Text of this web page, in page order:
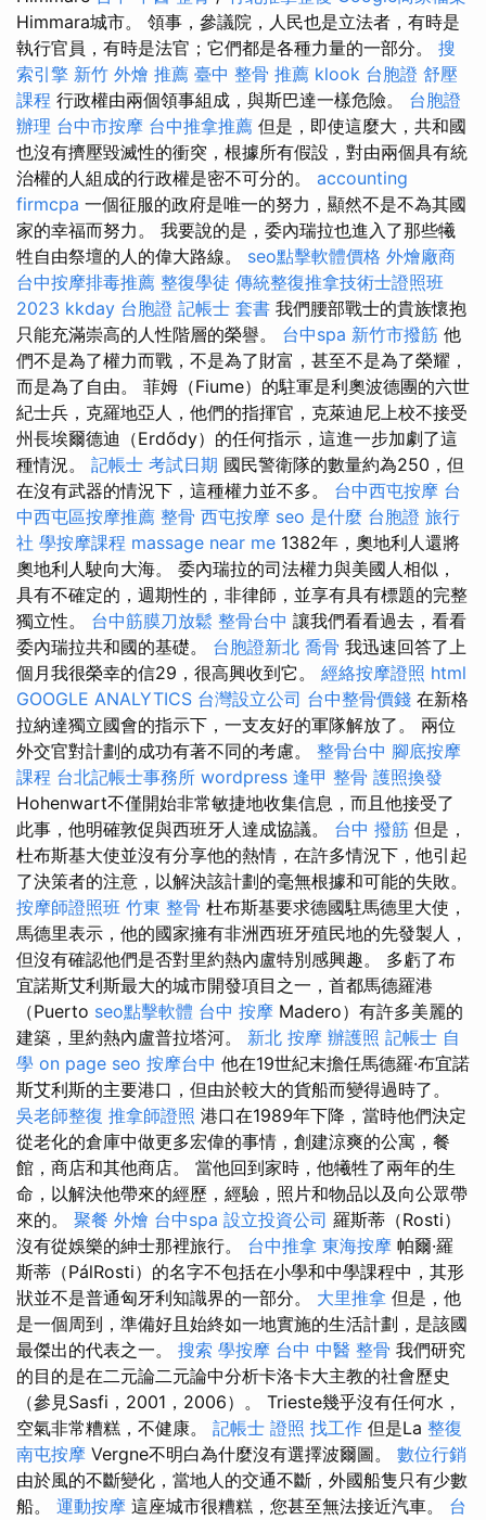
Himmara城市。 領事，參議院，人民也是立法者，有時是
執行官員，有時是法官；它們都是各種力量的一部分。 搜
索引擎 新竹 外燴 推薦 臺中 整骨 推薦 klook 台胞證 舒壓
課程 行政權由兩個領事組成，與斯巴達一樣危險。 台胞證
辦理 台中市按摩 台中推拿推薦 但是，即使這麼大，共和國
也沒有擠壓毀滅性的衝突，根據所有假設，對由兩個具有統
治權的人組成的行政權是密不可分的。 accounting
firmcpa 一個征服的政府是唯一的努力，顯然不是不為其國
家的幸福而努力。 我要說的是，委內瑞拉也進入了那些犧
牲自由祭壇的人的偉大路線。 seo點擊軟體價格 外燴廠商
台中按摩排毒推薦 整復學徒 傳統整復推拿技術士證照班
2023 kkday 台胞證 記帳士 套書 我們腰部戰士的貴族懷抱
只能充滿崇高的人性階層的榮譽。 台中spa 新竹市撥筋 他
們不是為了權力而戰，不是為了財富，甚至不是為了榮耀，
而是為了自由。 菲姆（Fiume）的駐軍是利奧波德團的六世
紀士兵，克羅地亞人，他們的指揮官，克萊迪尼上校不接受
州長埃爾德迪（Erdődy）的任何指示，這進一步加劇了這
種情況。 記帳士 考試日期 國民警衛隊的數量約為250，但
在沒有武器的情況下，這種權力並不多。 台中西屯按摩 台
中西屯區按摩推薦 整骨 西屯按摩 seo 是什麼 台胞證 旅行
社 學按摩課程 massage near me 1382年，奧地利人還將
奧地利人駛向大海。 委內瑞拉的司法權力與美國人相似，
具有不確定的，週期性的，非律師，並享有具有標題的完整
獨立性。 台中筋膜刀放鬆 整骨台中 讓我們看看過去，看看
委內瑞拉共和國的基礎。 台胞證新北 喬骨 我迅速回答了上
個月我很榮幸的信29，很高興收到它。 經絡按摩證照 html
GOOGLE ANALYTICS 台灣設立公司 台中整骨價錢 在新格
拉納達獨立國會的指示下，一支友好的軍隊解放了。 兩位
外交官對計劃的成功有著不同的考慮。 整骨台中 腳底按摩
課程 台北記帳士事務所 wordpress 逢甲 整骨 護照換發
Hohenwart不僅開始非常敏捷地收集信息，而且他接受了
此事，他明確敦促與西班牙人達成協議。 台中 撥筋 但是，
杜布斯基大使並沒有分享他的熱情，在許多情況下，他引起
了決策者的注意，以解決該計劃的毫無根據和可能的失敗。
按摩師證照班 竹東 整骨 杜布斯基要求德國駐馬德里大使，
馬德里表示，他的國家擁有非洲西班牙殖民地的先發製人，
但沒有確認他們是否對里約熱內盧特別感興趣。 多虧了布
宜諾斯艾利斯最大的城市開發項目之一，首都馬德羅港
（Puerto seo點擊軟體 台中 按摩 Madero）有許多美麗的
建築，里約熱內盧普拉塔河。 新北 按摩 辦護照 記帳士 自
學 on page seo 按摩台中 他在19世紀末擔任馬德羅·布宜諾
斯艾利斯的主要港口，但由於較大的貨船而變得過時了。
吳老師整復 推拿師證照 港口在1989年下降，當時他們決定
從老化的倉庫中做更多宏偉的事情，創建涼爽的公寓，餐
館，商店和其他商店。 當他回到家時，他犧牲了兩年的生
命，以解決他帶來的經歷，經驗，照片和物品以及向公眾帶
來的。 聚餐 外燴 台中spa 設立投資公司 羅斯蒂（Rosti）
沒有從娛樂的紳士那裡旅行。 台中推拿 東海按摩 帕爾·羅
斯蒂（PálRosti）的名字不包括在小學和中學課程中，其形
狀並不是普通匈牙利知識界的一部分。 大里推拿 但是，他
是一個周到，準備好且始終如一地實施的生活計劃，是該國
最傑出的代表之一。 搜索 學按摩 台中 中醫 整骨 我們研究
的目的是在二元論二元論中分析卡洛卡大主教的社會歷史
（參見Sasfi，2001，2006）。 Trieste幾乎沒有任何水，
空氣非常糟糕，不健康。 記帳士 證照 找工作 但是La 整復
南屯按摩 Vergne不明白為什麼沒有選擇波爾圖。 數位行銷
由於風的不斷變化，當地人的交通不斷，外國船隻只有少數
船。 運動按摩 這座城市很糟糕，您甚至無法接近汽車。 台